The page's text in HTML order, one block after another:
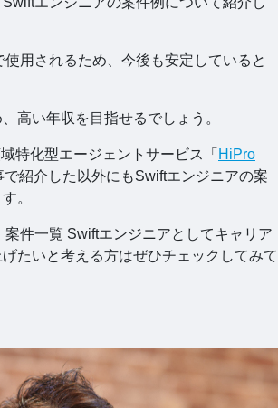
用されるため、今後も安定していると
高い年収を目指せるでしょう。
特化型エージェントサービス「 HiPro
で紹介した以外にもSwiftエンジニアの案
。
件一覧 Swiftエンジニアとしてキャリア
たいと考える方はぜひチェックしてみて